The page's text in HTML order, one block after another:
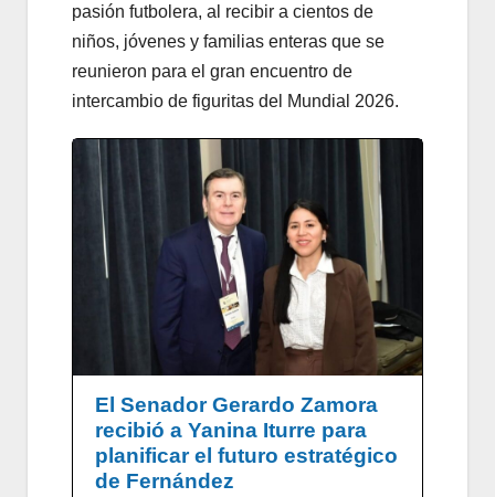
pasión futbolera, al recibir a cientos de
niños, jóvenes y familias enteras que se
reunieron para el gran encuentro de
intercambio de figuritas del Mundial 2026.
El Senador Gerardo Zamora
recibió a Yanina Iturre para
planificar el futuro estratégico
de Fernández